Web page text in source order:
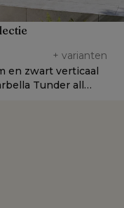
+ varianten
en zwart verticaal
Tunder all